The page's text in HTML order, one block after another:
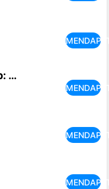
H&R Block Tax Prep: File Taxes